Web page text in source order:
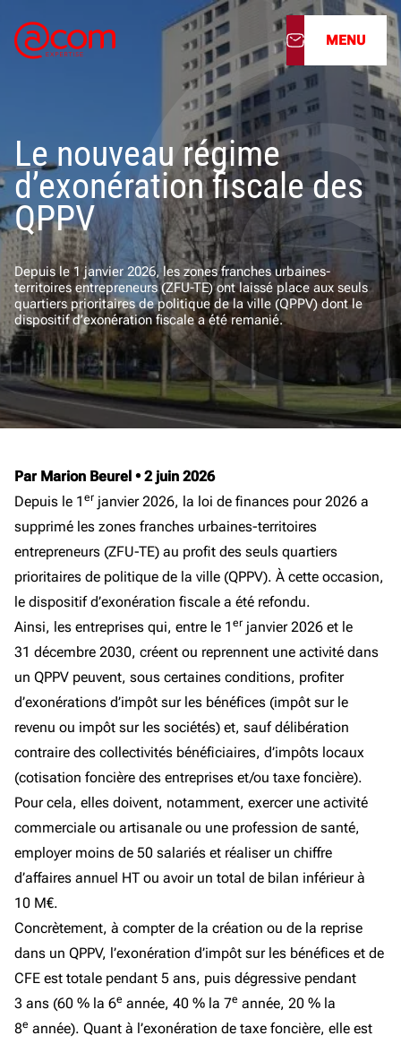
À propos
Nos services
Nos cabinets
Nos filiales
Actualités
Nous rejoindre
MENU
Le nouveau régime
d’exonération fiscale des
QPPV
Depuis le 1 janvier 2026, les zones franches urbaines-
territoires entrepreneurs (ZFU-TE) ont laissé place aux seuls
quartiers prioritaires de politique de la ville (QPPV) dont le
dispositif d’exonération fiscale a été remanié.
Par Marion Beurel • 2 juin 2026
Depuis le 1 er janvier 2026, la loi de finances pour 2026 a
supprimé les zones franches urbaines-territoires
entrepreneurs (ZFU-TE) au profit des seuls quartiers
prioritaires de politique de la ville (QPPV). À cette occasion,
le dispositif d’exonération fiscale a été refondu.
Ainsi, les entreprises qui, entre le 1 er janvier 2026 et le
31 décembre 2030, créent ou reprennent une activité dans
un QPPV peuvent, sous certaines conditions, profiter
d’exonérations d’impôt sur les bénéfices (impôt sur le
revenu ou impôt sur les sociétés) et, sauf délibération
contraire des collectivités bénéficiaires, d’impôts locaux
(cotisation foncière des entreprises et/ou taxe foncière).
Pour cela, elles doivent, notamment, exercer une activité
commerciale ou artisanale ou une profession de santé,
employer moins de 50 salariés et réaliser un chiffre
d’affaires annuel HT ou avoir un total de bilan inférieur à
10 M€.
Concrètement, à compter de la création ou de la reprise
dans un QPPV, l’exonération d’impôt sur les bénéfices et de
CFE est totale pendant 5 ans, puis dégressive pendant
3 ans (60 % la 6e année, 40 % la 7e année, 20 % la
8e année). Quant à l’exonération de taxe foncière, elle est